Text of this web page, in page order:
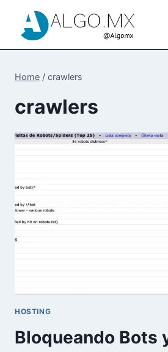
content
Home / crawlers
crawlers
HOSTING
Bloqueando Bots